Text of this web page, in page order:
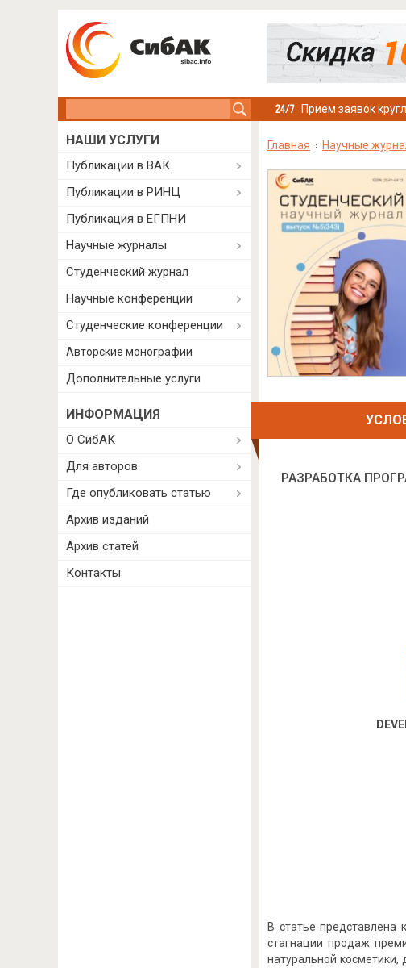
Прием заявок
Главная Научные
РАЗРАБОТКА
В статье представлена
стагнации продаж
натуральной косметики,
НАШИ УСЛУГИ
Публикации в ВАК
Публикации в РИНЦ
Публикация в ЕГПНИ
Научные журналы
Студенческий журнал
Научные конференции
Студенческие конференции
Авторские монографии
Дополнительные услуги
ИНФОРМАЦИЯ
О СибАК
Для авторов
Где опубликовать статью
Архив изданий
Архив статей
Контакты